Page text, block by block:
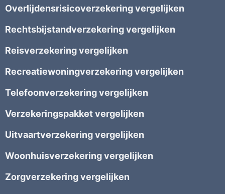
Overlijdensrisicoverzekering vergelijken
Rechtsbijstandverzekering vergelijken
Reisverzekering vergelijken
Recreatiewoningverzekering vergelijken
Telefoonverzekering vergelijken
Verzekeringspakket vergelijken
Uitvaartverzekering vergelijken
Woonhuisverzekering vergelijken
Zorgverzekering vergelijken